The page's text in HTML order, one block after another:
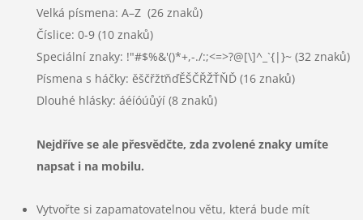
Velká písmena: A–Z (26 znaků)
Číslice: 0-9 (10 znaků)
Speciální znaky: !"#$%&'()*+,-./:;<=>?@[\]^_`{|}~ (32 znaků)
Písmena s háčky: ěščřžťňďĚŠČŘŽŤŇĎ (16 znaků)
Dlouhé hlásky: áéíóúůýí (8 znaků)
Nejdříve se ale přesvědčte, zda zvolené znaky umíte
napsat i na mobilu.
Vytvořte si zapamatovatelnou větu, která bude mít